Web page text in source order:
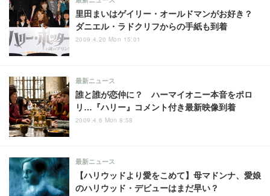
里田まいはゲイリー・オールドマンがお好き？
ダニエル・ラドクリフからの手紙も到着
2009.4.20 Mon 15:01
誰と誰が恋仲に？ ハーマイオニー本音をポロ
リ…『ハリー』コメント付き最新映像到着
最新ニュース
2009.4.6 Mon 8:58
【ハリウッドより愛をこめて】母マドンナ、愛娘
のハリウッド・デビューはまだ早い？
最新ニュース